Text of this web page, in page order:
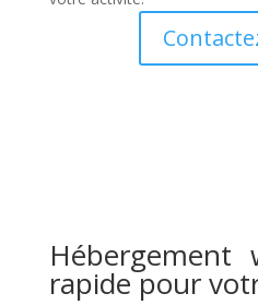
rapide pour